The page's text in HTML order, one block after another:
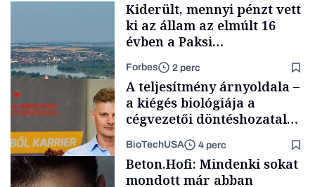
Energia
Kiderült, mennyi pénzt vett
ki az állam az elmúlt 16
évben a Paksi
Atomerőműből
Forbes 2 perc
A teljesítmény árnyoldala –
a kiégés biológiája a
cégvezetői döntéshozatal
BioTechUSA 4 perc
Beton.Hofi: Mindenki sokat
mondott már abban